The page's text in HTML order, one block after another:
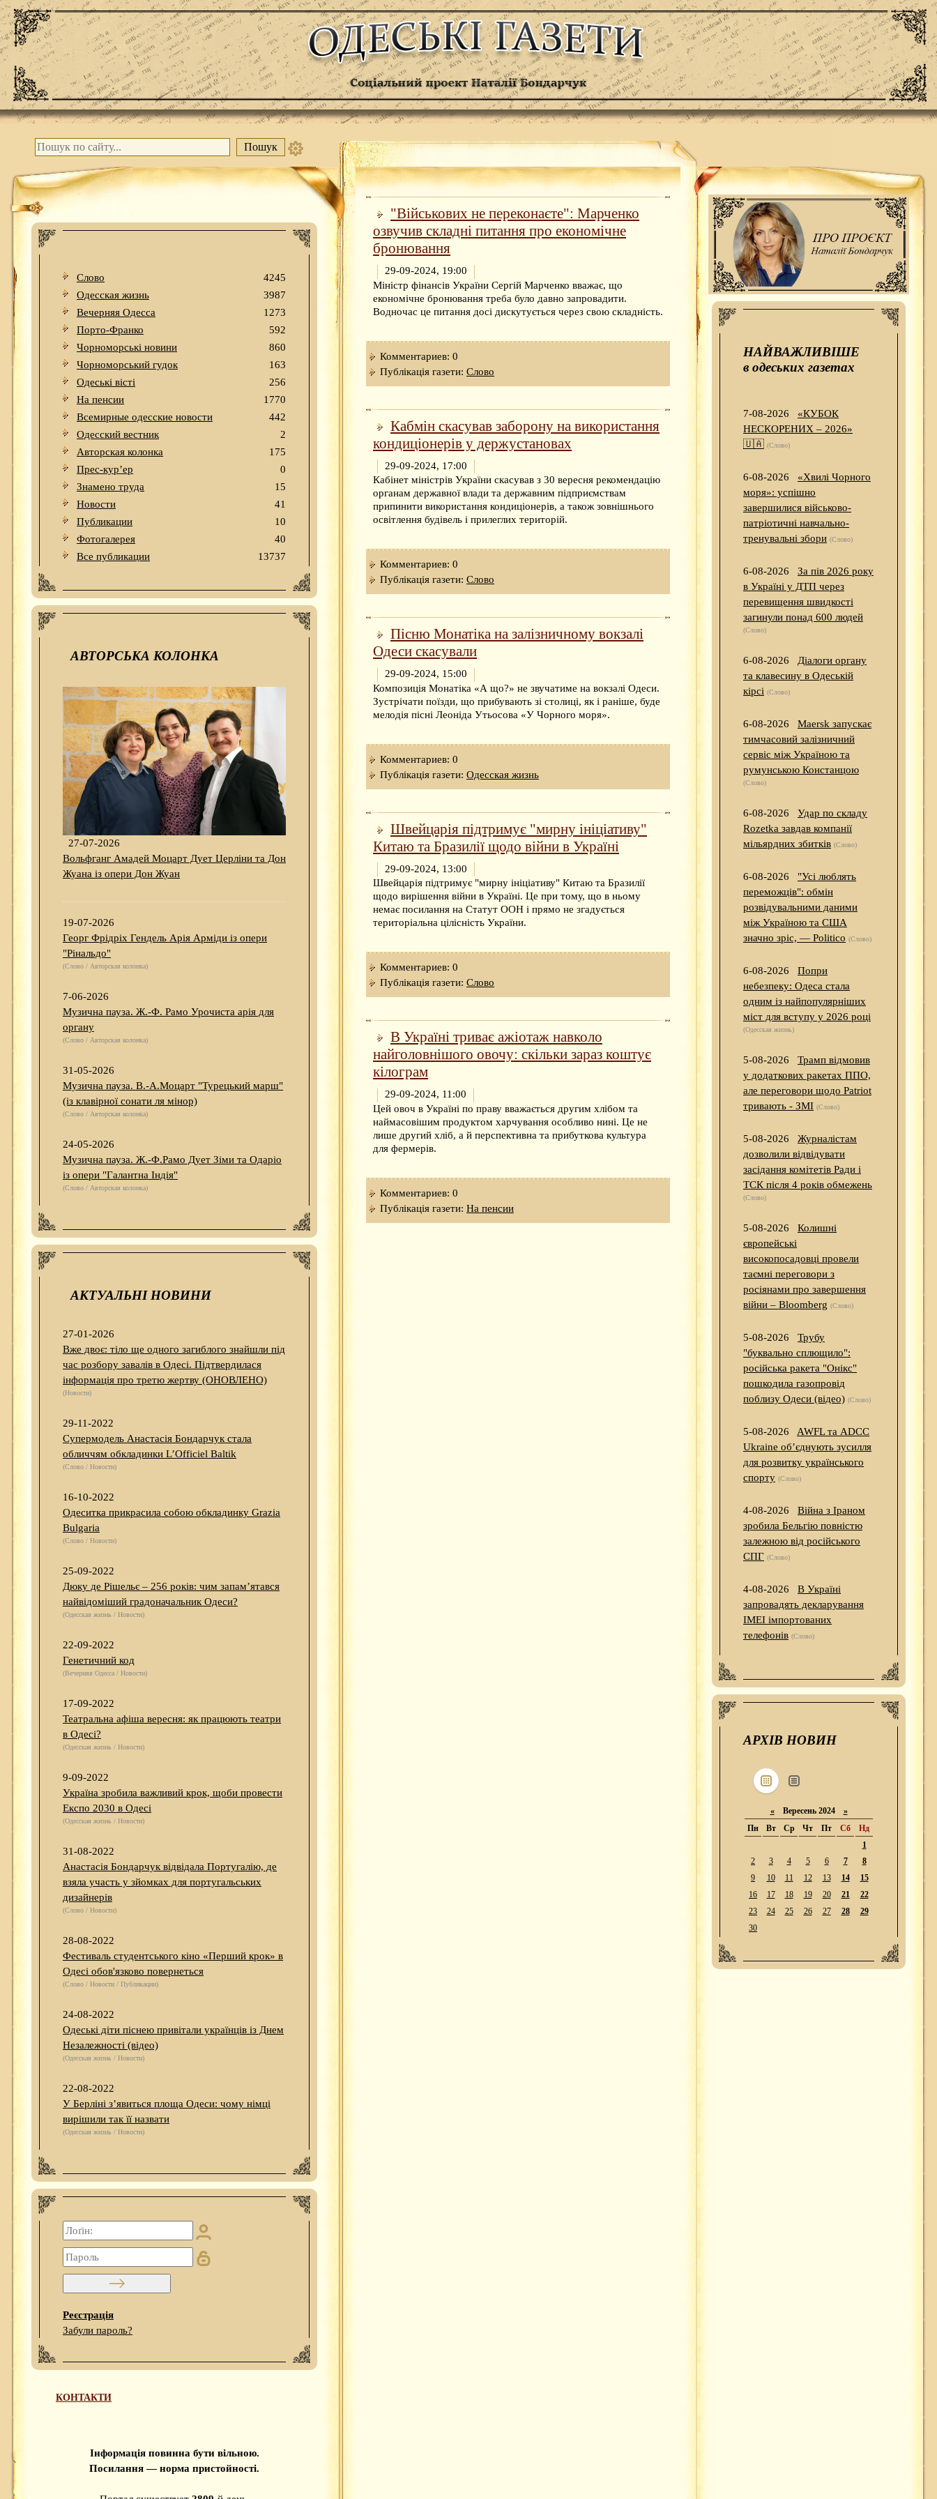
Слово
4245
Одесская жизнь
3987
Вечерняя Одесса
1273
Порто-Франко
592
Чорноморські новини
860
Чорноморський гудок
163
Одеськi вiстi
256
На пенсии
1770
Всемирные одесские новости
442
Одесский вестник
2
Авторская колонка
175
Прес-кур’ер
0
Знамено труда
15
Новости
41
Публикации
10
Фотогалерея
40
Все публикации
13737
АВТОРСЬКА КОЛОНКА
27-07-2026
Вольфганг Амадей Моцарт Дует Церліни та Дон
Жуана із опери Дон Жуан
19-07-2026
Георг Фрідріх Гендель Арія Арміди із опери
"Рінальдо"
(Слово / Авторская колонка)
7-06-2026
Музична пауза. Ж.-Ф. Рамо Урочиста арія для
органу
(Слово / Авторская колонка)
31-05-2026
Музична пауза. В.-А.Моцарт "Турецький марш"
(із клавірної сонати ля мінор)
(Слово / Авторская колонка)
24-05-2026
Музична пауза. Ж.-Ф.Рамо Дует Зіми та Одаріо
із опери "Галантна Індія"
(Слово / Авторская колонка)
АКТУАЛЬНІ НОВИНИ
27-01-2026
Вже двоє: тіло ще одного загиблого знайшли під
час розбору завалів в Одесі. Підтвердилася
інформація про третю жертву (ОНОВЛЕНО)
(Новости)
29-11-2022
Супермодель Анастасія Бондарчук стала
обличчям обкладинки L’Officiel Baltik
(Слово / Новости)
16-10-2022
Одеситка прикрасила собою обкладинку Grazia
Bulgaria
(Слово / Новости)
25-09-2022
Дюку де Рішельє – 256 років: чим запам’ятався
найвідоміший градоначальник Одеси?
(Одесская жизнь / Новости)
22-09-2022
Генетичний код
(Вечерняя Одесса / Новости)
17-09-2022
Театральна афіша вересня: як працюють театри
в Одесі?
(Одесская жизнь / Новости)
9-09-2022
Україна зробила важливий крок, щоби провести
Експо 2030 в Одесі
(Одесская жизнь / Новости)
31-08-2022
Анастасія Бондарчук відвідала Португалію, де
взяла участь у зйомках для португальських
дизайнерів
(Слово / Новости)
28-08-2022
Фестиваль студентського кіно «Перший крок» в
Одесі обов'язково повернеться
(Слово / Новости / Публикации)
24-08-2022
Одеські діти піснею привітали українців із Днем
Незалежності (відео)
(Одесская жизнь / Новости)
22-08-2022
У Берліні з’явиться площа Одеси: чому німці
вирішили так її назвати
(Одесская жизнь / Новости)
Реєстрація
Забули пароль?
КОНТАКТИ
Інформація повинна бути вільною.
Посилання — норма пристойності.
"Військових не переконаєте": Марченко
озвучив складні питання про економічне
бронювання
29-09-2024, 19:00
Міністр фінансів України Сергій Марченко вважає, що
економічне бронювання треба було давно запровадити.
Водночас це питання досі дискутується через свою складність.
Комментариев: 0
Публікація газети: Слово
Кабмін скасував заборону на використання
кондиціонерів у держустановах
29-09-2024, 17:00
Кабінет міністрів України скасував з 30 вересня рекомендацію
органам державної влади та державним підприємствам
припинити використання кондиціонерів, а також зовнішнього
освітлення будівель і прилеглих територій.
Комментариев: 0
Публікація газети: Слово
Пісню Монатіка на залізничному вокзалі
Одеси скасували
29-09-2024, 15:00
Композиція Монатіка «А що?» не звучатиме на вокзалі Одеси.
Зустрічати поїзди, що прибувають зі столиці, як і раніше, буде
мелодія пісні Леоніда Утьосова «У Чорного моря».
Комментариев: 0
Публікація газети: Одесская жизнь
Швейцарія підтримує "мирну ініціативу"
Китаю та Бразилії щодо війни в Україні
29-09-2024, 13:00
Швейцарія підтримує "мирну ініціативу" Китаю та Бразилії
щодо вирішення війни в Україні. Це при тому, що в ньому
немає посилання на Статут ООН і прямо не згадується
територіальна цілісність України.
Комментариев: 0
Публікація газети: Слово
В Україні триває ажіотаж навколо
найголовнішого овочу: скільки зараз коштує
кілограм
29-09-2024, 11:00
Цей овоч в Україні по праву вважається другим хлібом та
наймасовішим продуктом харчування особливо нині. Це не
лише другий хліб, а й перспективна та прибуткова культура
для фермерів.
Комментариев: 0
Публікація газети: На пенсии
НАЙВАЖЛИВІШЕ
в одеських газетах
7-08-2026
«КУБОК
НЕСКОРЕНИХ – 2026»
🇺🇦 (Слово)
6-08-2026
«Хвилі Чорного
моря»: успішно
завершилися військово-
патріотичні навчально-
тренувальні збори (Слово)
6-08-2026
За пів 2026 року
в Україні у ДТП через
перевищення швидкості
загинули понад 600 людей
(Слово)
6-08-2026
Діалоги органу
та клавесину в Одеській
кірсі (Слово)
6-08-2026
Maersk запускає
тимчасовий залізничний
сервіс між Україною та
румунською Констанцою
(Слово)
6-08-2026
Удар по складу
Rozetka завдав компанії
мільярдних збитків (Слово)
6-08-2026
"Усі люблять
переможців": обмін
розвідувальними даними
між Україною та США
значно зріс, — Politico (Слово)
6-08-2026
Попри
небезпеку: Одеса стала
одним із найпопулярніших
міст для вступу у 2026 році
(Одесская жизнь)
5-08-2026
Трамп відмовив
у додаткових ракетах ППО,
але переговори щодо Patriot
тривають - ЗМІ (Слово)
5-08-2026
Журналістам
дозволили відвідувати
засідання комітетів Ради і
ТСК після 4 років обмежень
(Слово)
5-08-2026
Колишні
європейські
високопосадовці провели
таємні переговори з
росіянами про завершення
війни – Bloomberg (Слово)
5-08-2026
Трубу
"буквально сплющило":
російська ракета "Онікс"
пошкодила газопровід
поблизу Одеси (відео) (Слово)
5-08-2026
AWFL та ADCC
Ukraine об’єднують зусилля
для розвитку українського
спорту (Слово)
4-08-2026
Війна з Іраном
зробила Бельгію повністю
залежною від російського
СПГ (Слово)
4-08-2026
В Україні
запровадять декларування
IMEI імпортованих
телефонів (Слово)
АРХІВ НОВИН
«Вересень 2024 »
Пн
Вт Ср Чт Пт Сб
Нд
1
2
3 4 5 6 7
8
9
10 11 12 13 14
15
16
17 18 19 20 21
22
23
24 25 26 27 28
29
30